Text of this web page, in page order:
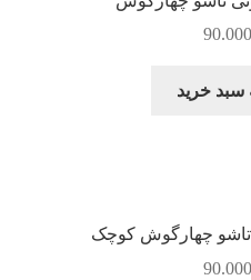
90.000
سبد خرید
تاشو چهارگوش کوچک
90.000